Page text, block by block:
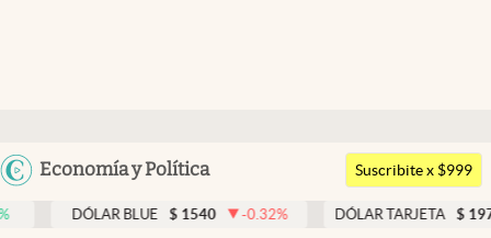
Argentina
Economía y Política
Members
Economía y Política
Suscribite x $999
BLUE $ 1540 -0.32% DÓLAR TARJETA $ 1976 0.33%